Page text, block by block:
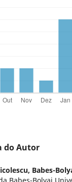
do Autor
Babes-